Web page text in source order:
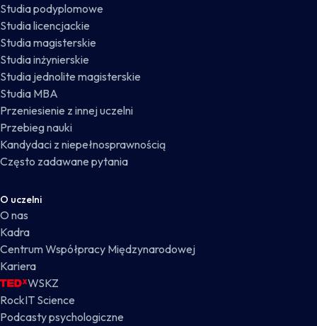
Studia podyplomowe
Studia licencjackie
Studia magisterskie
Studia inżynierskie
Studia jednolite magisterskie
Studia MBA
Przeniesienie z innej uczelni
Przebieg nauki
Kandydaci z niepełnosprawnością
Często zadawane pytania
O uczelni
O nas
Kadra
Centrum Współpracy Międzynarodowej
Kariera
WSKZ
RockIT Science
Podcasty psychologiczne